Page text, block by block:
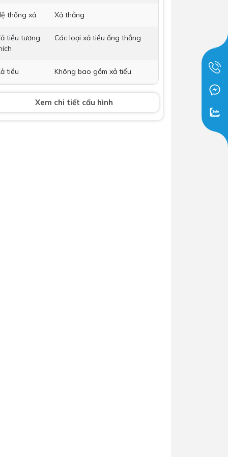
Dịch Vụ Lắp Đặt Bồn Cầu &
Chuyên Nghiệp & Tận Tâm
thống xả Xả thẳng
tiểu tương
Các loại xả tiểu ống thẳng
tiểu Không bao gồm xả tiểu
kiện kèm
Phụ kiện lắp đặt
Xem chi tiết cấu hình